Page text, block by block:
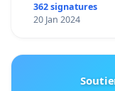
362 signatures
20 Jan 2024